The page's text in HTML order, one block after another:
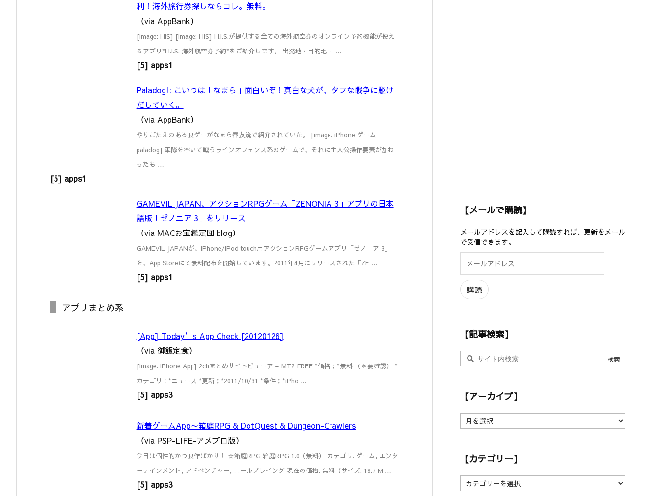
利！海外旅行券探しならコレ。無料。
（via AppBank）
[image: HIS] [image: HIS] H.I.S.が提供する全ての海外航空券のオンライン予約機能が使え
るアプリ*H.I.S. 海外航空券予約*をご紹介します。 出発地・目的地・ …
[5] apps1
Paladog!: こいつは「なまら」面白いぞ！真白な犬が、タフな戦争に駆け
だしていく。
（via AppBank）
やりごたえのある良ゲーがなまら春友流で紹介されていた。 [image: iPhone ゲーム
paladog] 軍隊を率いて戦うラインオフェンス系のゲームで、それに主人公操作要素が加わ
ったも …
[5] apps1
GAMEVIL JAPAN、アクションRPGゲーム「ZENONIA 3」アプリの日本
語版「ゼノニア 3」をリリース
（via MACお宝鑑定団 blog）
GAMEVIL JAPANが、iPhone/iPod touch用アクションRPGゲームアプリ「ゼノニア 3」
を、App Storeにて無料配布を開始しています。2011年4月にリリースされた「ZE …
[5] apps1
アプリまとめ系
[App] Today’s App Check [20120126]
（via 御飯定食）
[image: iPhone App] 2chまとめサイトビューア – MT2 FREE *価格：*無料 （＊要確認） *
カテゴリ：*ニュース *更新：*2011/10/31 *条件：*iPho …
[5] apps3
新着ゲームApp〜箱庭RPG & DotQuest & Dungeon-Crawlers
（via PSP-LIFE-アメブロ版）
今日は個性的かつ良作ばかり！ ☆箱庭RPG 箱庭RPG 1.0（無料） カテゴリ: ゲーム, エンタ
ーテインメント, アドベンチャー, ロールプレイング 現在の価格: 無料（サイズ: 19.7 M …
[5] apps3
【メールで購読】
メールアドレスを記入して購読すれば、更新をメール
で受信できます。
ル
ア
ド
購読
【記事検索】
【アーカイブ】
ア
イ
】
【カテゴリー】
【
カ